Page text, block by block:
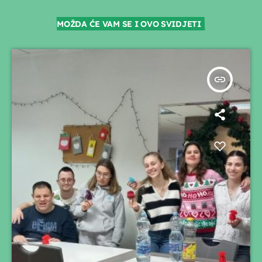
MOŽDA ĆE VAM SE I OVO SVIDJETI
insert_link